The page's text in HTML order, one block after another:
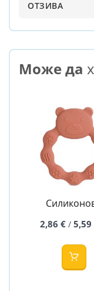
ОТЗИВА
Може да
гризалка
2,86 €/